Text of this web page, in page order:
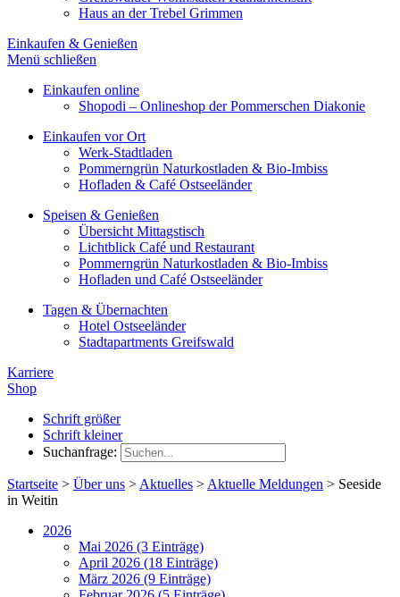
Haus an der Trebel Grimmen
Einkaufen & Genießen
Menü schließen
Einkaufen online
Shopodi – Onlineshop der Pommerschen Diakonie
Einkaufen vor Ort
Werk-Stadtladen
Pommerngrün Naturkostladen & Bio-Imbiss
Hofladen & Café Ostseeländer
Speisen & Genießen
Übersicht Mittagstisch
Lichtblick Café und Restaurant
Pommerngrün Naturkostladen & Bio-Imbiss
Hofladen und Café Ostseeländer
Tagen & Übernachten
Hotel Ostseeländer
Stadtapartments Greifswald
Karriere
Shop
Schrift größer
Schrift kleiner
Suchanfrage:
Startseite > Über uns > Aktuelles > Aktuelle Meldungen > Seeside
in Weitin
2026
Mai 2026 (3 Einträge)
April 2026 (18 Einträge)
März 2026 (9 Einträge)